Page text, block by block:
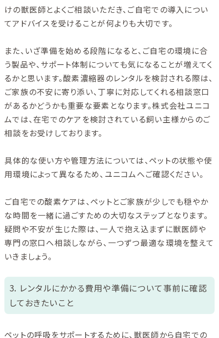
けの獣医師とよくご相談いただき、ご自宅での導入につい
てアドバイスを受けることが何よりも大切です。
また、いざ準備を始める段階になると、ご自宅の環境に合
う製品や、サポート体制についても気になることが増えてく
るかと思います。酸素濃縮器のレンタルを検討される際は、
ご家族の不安に寄り添い、丁寧に対応してくれる相談窓口
があるかどうかも重要な要素となります。株式会社ユニコ
ムでは、在宅でのケアを検討されている飼い主様からのご
相談をお受けしております。
具体的な使い方や管理方法については、ペットの状態や使
用環境によって異なるため、ユニコムへご確認ください。
ご自宅での酸素ケアは、ペットとご家族が少しでも穏やか
な時間を一緒に過ごすための大切なステップとなります。
疑問や不安が生じた際は、一人で抱え込まずに獣医師や
専門の窓口へ相談しながら、一つずつ最適な環境を整えて
いきましょう。
3. レンタルにかかる費用や準備について事前に確認
しておきたいこと
ペットの呼吸をサポートするために、獣医師から自宅での